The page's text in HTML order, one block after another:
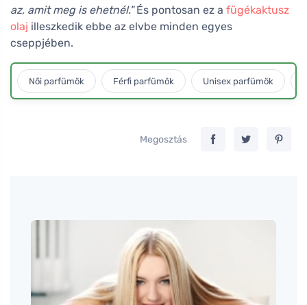
az, amit meg is ehetnél."És pontosan ez a fügékaktusz
olaj illeszkedik ebbe az elvbe minden egyes
cseppjében.
Női parfümök Férfi parfümök Unisex parfümök
Megosztás